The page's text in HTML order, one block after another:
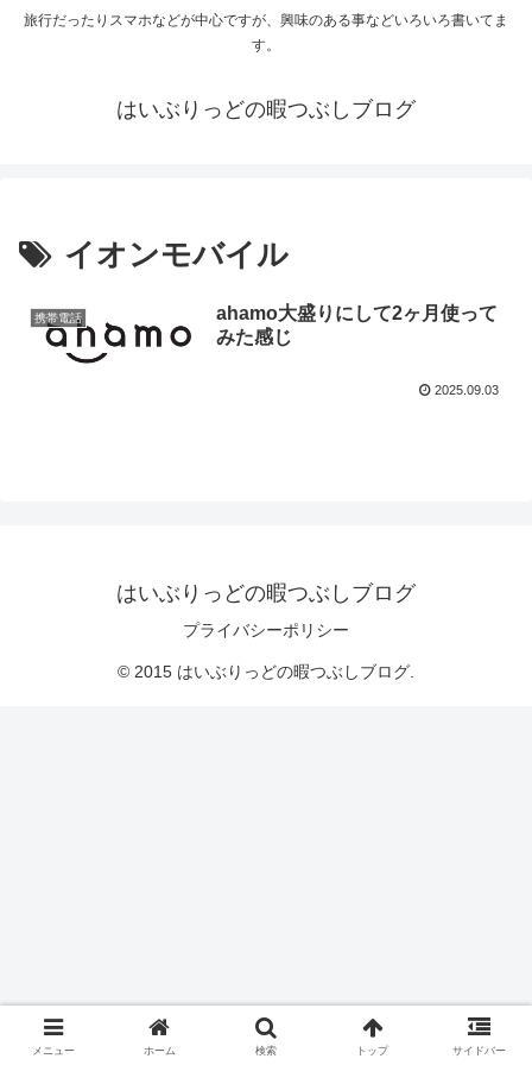
旅行だったりスマホなどが中心ですが、興味のある事などいろいろ書いてま
す。
はいぶりっどの暇つぶしブログ
イオンモバイル
携帯電話
ahamo大盛りにして2ヶ月使って
みた感じ
2025.09.03
はいぶりっどの暇つぶしブログ
プライバシーポリシー
© 2015 はいぶりっどの暇つぶしブログ.
メニュー ホーム 検索 トップ サイドバー